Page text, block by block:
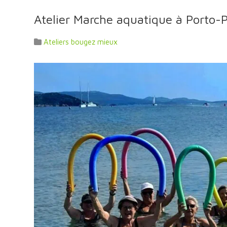
Atelier Marche aquatique à Porto-
Ateliers bougez mieux